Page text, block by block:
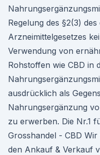
Regelung des §2(3)
Arzneimittelgesetzes
Verwendung von
Rohstoffen wie CBD in
ausdrücklich als
Nahrungsergänzung
zu erwerben. Die Nr.1
Grosshandel - CBD
den Ankauf & Verkauf